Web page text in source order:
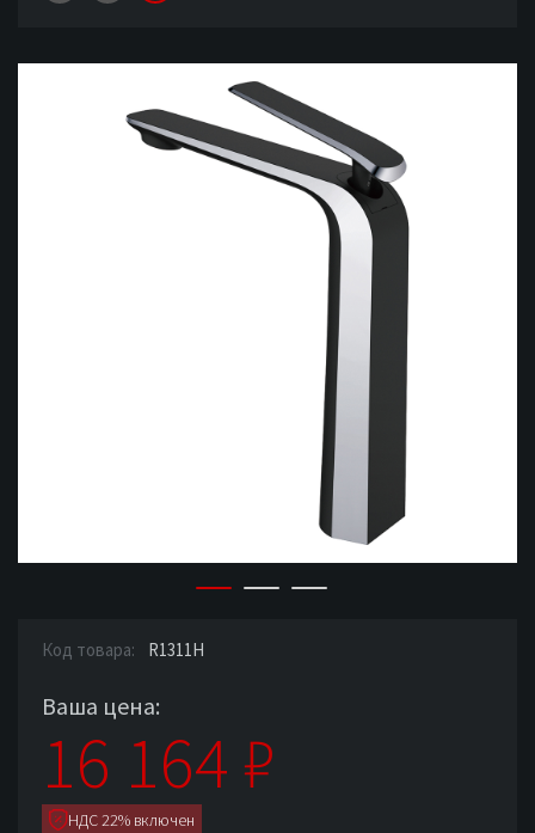
Код товара: R1311H
Ваша цена:
16 164₽
НДС 22% включен